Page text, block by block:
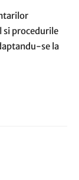
si procedurile
se la